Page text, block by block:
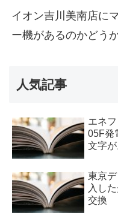
イオン吉川美南店に
ー機があるのかどう
人気記事
エネ
05F発
文字が
東京
入し
交換